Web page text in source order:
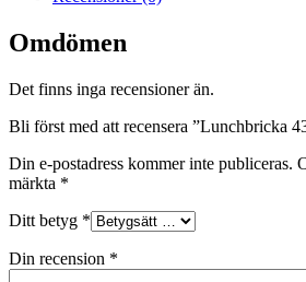
Omdömen
Det finns inga recensioner än.
Bli först med att recensera ”Lunchbricka
Din e-postadress kommer inte publiceras.
märkta *
Ditt betyg *
Din recension *